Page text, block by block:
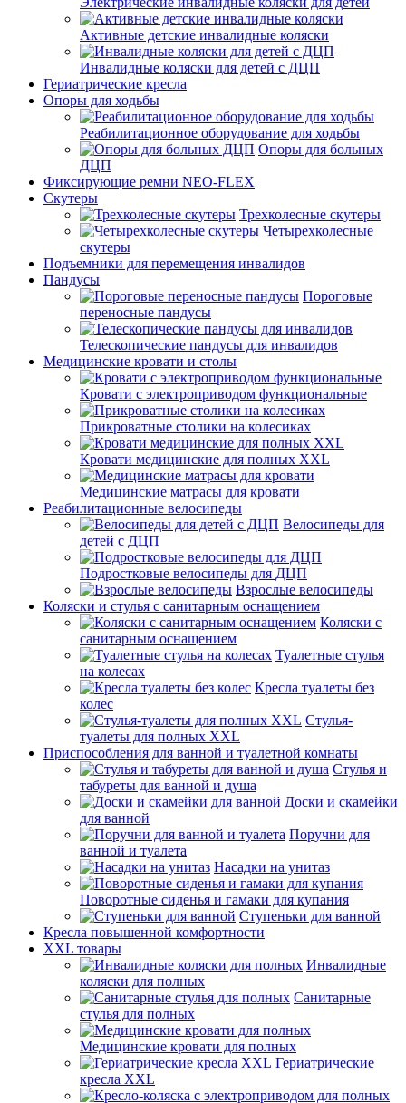
Активные детские инвалидные коляски
Инвалидные коляски для детей с ДЦП
Гериатрические кресла
Опоры для ходьбы
Реабилитационное оборудование для ходьбы
Опоры для больных
ДЦП
Фиксирующие ремни NEO-FLEX
Скутеры
Трехколесные скутеры
Четырехколесные
скутеры
Подъемники для перемещения инвалидов
Пандусы
Пороговые
переносные пандусы
Телескопические пандусы для инвалидов
Медицинские кровати и столы
Кровати с электроприводом функциональные
Прикроватные столики на колесиках
Кровати медицинские для полных XXL
Медицинские матрасы для кровати
Реабилитационные велосипеды
Велосипеды для
детей с ДЦП
Подростковые велосипеды для ДЦП
Взрослые велосипеды
Коляски и стулья с санитарным оснащением
Коляски с
санитарным оснащением
Туалетные стулья
на колесах
Кресла туалеты без
колес
Стулья-
туалеты для полных XXL
Приспособления для ванной и туалетной комнаты
Стулья и
табуреты для ванной и душа
Доски и скамейки
для ванной
Поручни для
ванной и туалета
Насадки на унитаз
Поворотные сиденья и гамаки для купания
Ступеньки для ванной
Кресла повышенной комфортности
XXL товары
Инвалидные
коляски для полных
Санитарные
стулья для полных
Медицинские кровати для полных
Гериатрические
кресла XXL